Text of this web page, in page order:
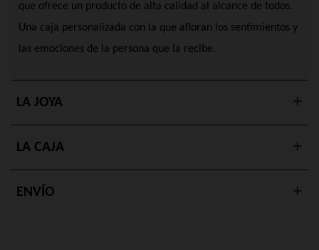
que ofrece un producto de alta calidad al alcance de todos.
Una caja personalizada con la que afloran los sentimientos y
las emociones de la persona que la recibe.
LA JOYA
LA CAJA
ENVÍO